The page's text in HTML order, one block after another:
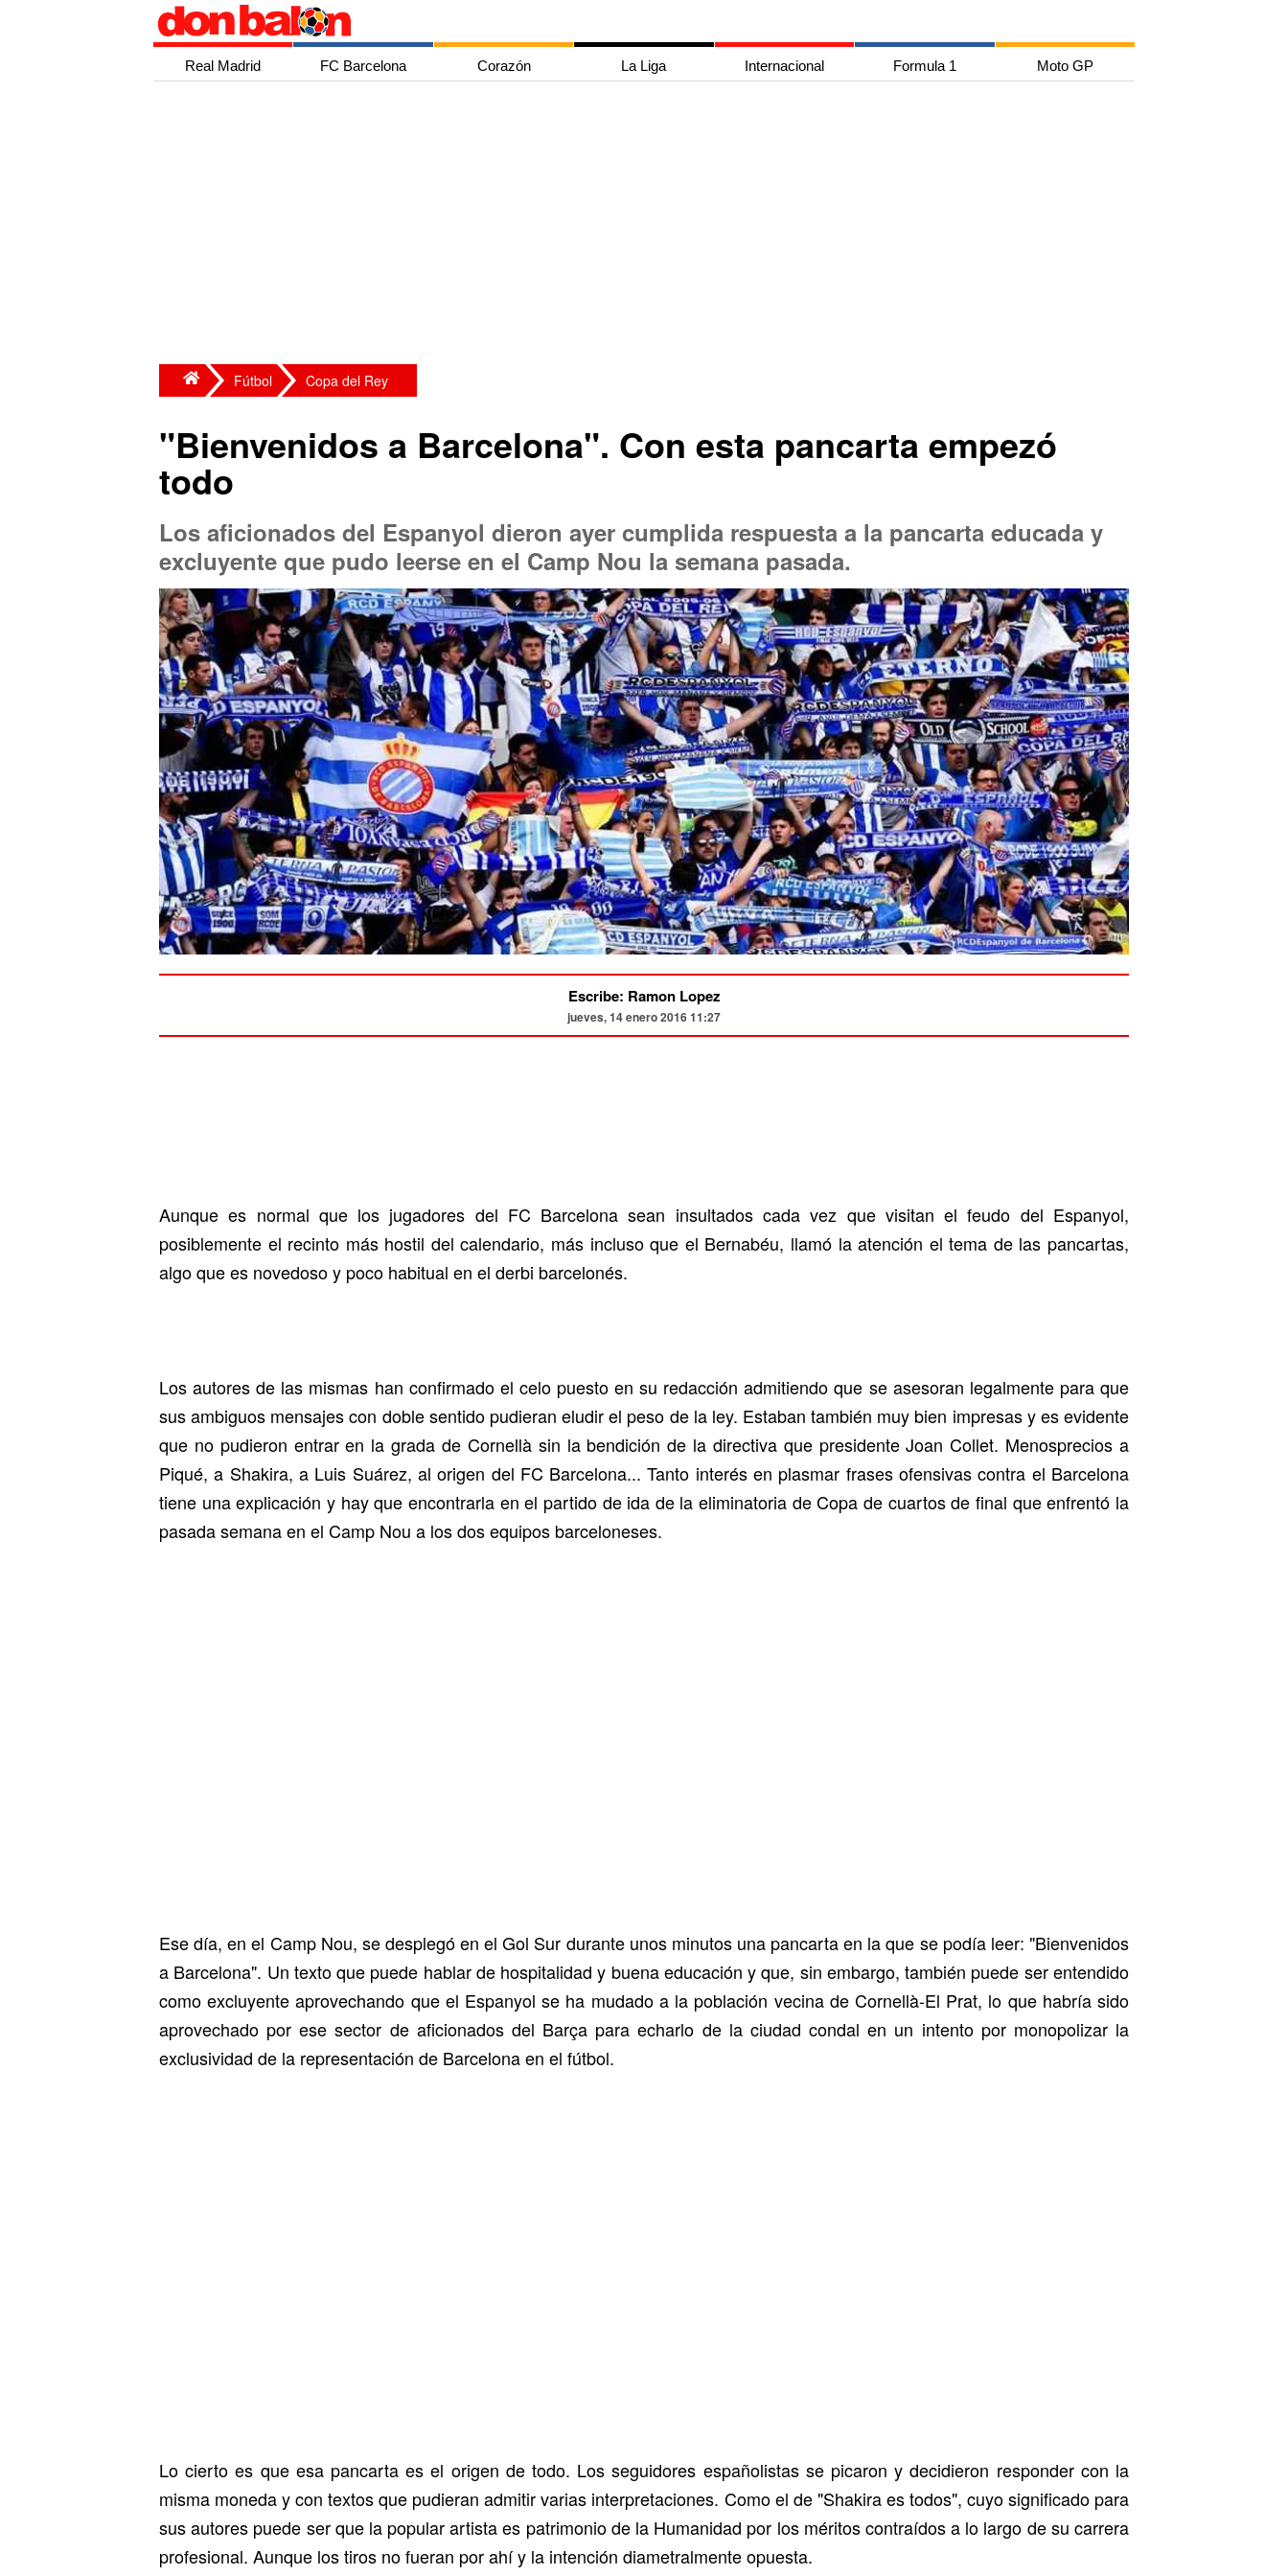
Real Madrid FC Barcelona Corazón La Liga Internacional Formula 1 Moto GP
Fútbol Copa del Rey
"Bienvenidos a Barcelona". Con esta pancarta empezó
todo
Los aficionados del Espanyol dieron ayer cumplida respuesta a la pancarta educada y
excluyente que pudo leerse en el Camp Nou la semana pasada.
Escribe: Ramon Lopez
jueves, 14 enero 2016 11:27
Aunque es normal que los jugadores del FC Barcelona sean insultados cada vez que visitan el feudo del Espanyol,
posiblemente el recinto más hostil del calendario, más incluso que el Bernabéu, llamó la atención el tema de las pancartas,
algo que es novedoso y poco habitual en el derbi barcelonés.
Los autores de las mismas han confirmado el celo puesto en su redacción admitiendo que se asesoran legalmente para que
sus ambiguos mensajes con doble sentido pudieran eludir el peso de la ley. Estaban también muy bien impresas y es evidente
que no pudieron entrar en la grada de Cornellà sin la bendición de la directiva que presidente Joan Collet. Menosprecios a
Piqué, a Shakira, a Luis Suárez, al origen del FC Barcelona... Tanto interés en plasmar frases ofensivas contra el Barcelona
tiene una explicación y hay que encontrarla en el partido de ida de la eliminatoria de Copa de cuartos de final que enfrentó la
pasada semana en el Camp Nou a los dos equipos barceloneses.
Ese día, en el Camp Nou, se desplegó en el Gol Sur durante unos minutos una pancarta en la que se podía leer: "Bienvenidos
a Barcelona". Un texto que puede hablar de hospitalidad y buena educación y que, sin embargo, también puede ser entendido
como excluyente aprovechando que el Espanyol se ha mudado a la población vecina de Cornellà-El Prat, lo que habría sido
aprovechado por ese sector de aficionados del Barça para echarlo de la ciudad condal en un intento por monopolizar la
exclusividad de la representación de Barcelona en el fútbol.
Lo cierto es que esa pancarta es el origen de todo. Los seguidores españolistas se picaron y decidieron responder con la
misma moneda y con textos que pudieran admitir varias interpretaciones. Como el de "Shakira es todos", cuyo significado para
sus autores puede ser que la popular artista es patrimonio de la Humanidad por los méritos contraídos a lo largo de su carrera
profesional. Aunque los tiros no fueran por ahí y la intención diametralmente opuesta.